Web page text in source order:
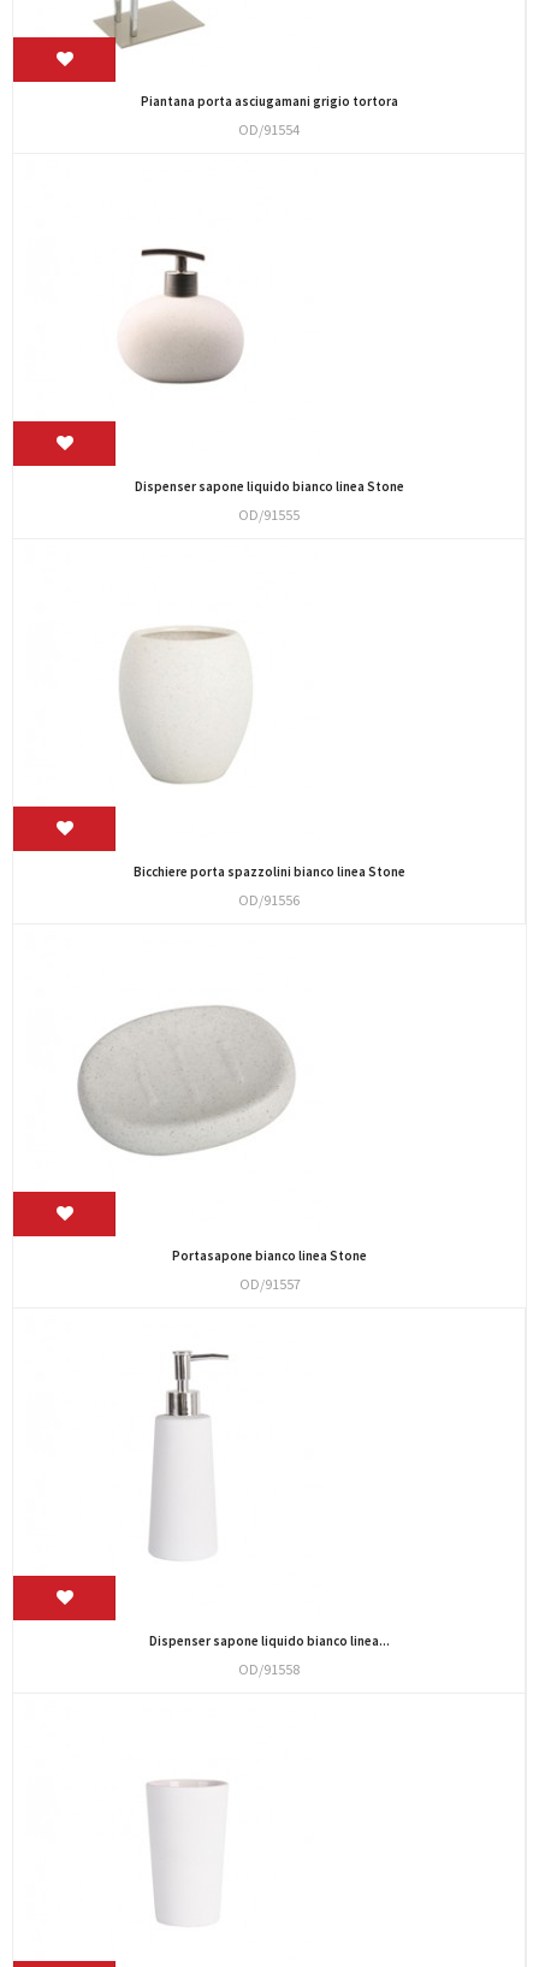
Piantana porta asciugamani grigio tortora
OD/91554
Dispenser sapone liquido bianco linea Stone
OD/91555
Bicchiere porta spazzolini bianco linea Stone
OD/91556
Portasapone bianco linea Stone
OD/91557
Dispenser sapone liquido bianco linea...
OD/91558